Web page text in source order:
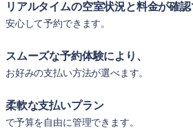
リアルタイムの空室状況と料金が確認
安心して予約できます。
スムーズな予約体験により、
お好みの支払い方法が選べます。
柔軟な支払いプラン
で予算を自由に管理できます。